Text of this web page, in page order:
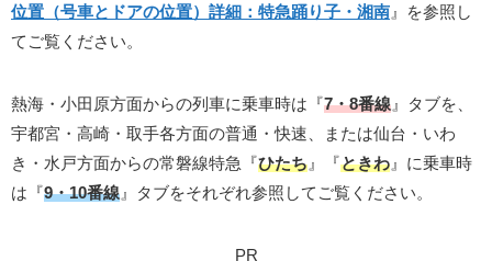
位置（号車とドアの位置）詳細：特急踊り子・湘南 』を参照し
てご覧ください。
熱海・小田原方面からの列車に乗車時は『7・8番線 』タブを、
宇都宮・高崎・取手各方面の普通・快速、または仙台・いわ
き・水戸方面からの常磐線特急『ひたち 』『ときわ 』に乗車時
は『9・10番線 』タブをそれぞれ参照してご覧ください。
PR